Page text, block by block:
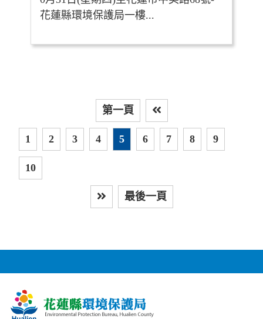
花蓮縣環境保護局一樓...
第一頁
1
2 3 4 5 6 7 8 9
10
最後一頁